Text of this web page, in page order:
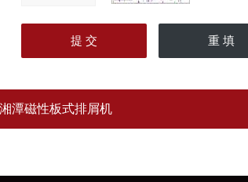
湘潭磁性板式排屑机